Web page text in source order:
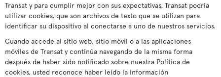
Transat y para cumplir mejor con sus expectativas, Transat podría
utilizar cookies, que son archivos de texto que se utilizan para
identificar su dispositivo al conectarse a uno de nuestros servicios.
Cuando accede al sitio web, sitio móvil o a las aplicaciones
móviles de Transat y continúa navegando de la misma forma
después de haber sido notificado sobre nuestra Política de
cookies, usted reconoce haber leído la información